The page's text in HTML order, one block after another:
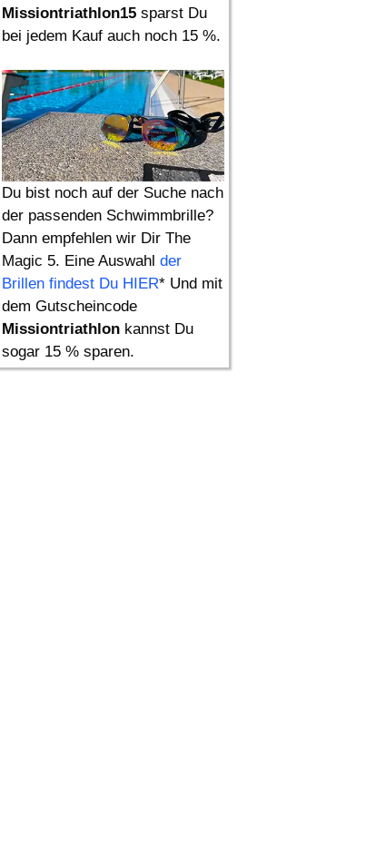
Missiontriathlon15 sparst Du
bei jedem Kauf auch noch 15 %.
Du bist noch auf der Suche nach
der passenden Schwimmbrille?
Dann empfehlen wir Dir The
Magic 5. Eine Auswahl der
Brillen findest Du HIER* Und mit
dem Gutscheincode
Missiontriathlon kannst Du
sogar 15 % sparen.